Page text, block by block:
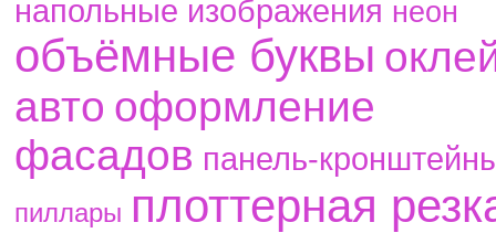
напольные изображения неон
объёмные буквы
авто оформление
фасадов панель-
пиллары плоттерная